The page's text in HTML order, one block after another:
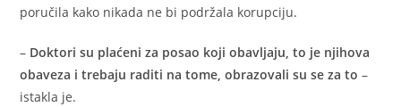
poručila kako nikada ne bi podržala korupciju.
– Doktori su plaćeni za posao koji obavljaju, to je njihova
obaveza i trebaju raditi na tome, obrazovali su se za to –
istakla je.